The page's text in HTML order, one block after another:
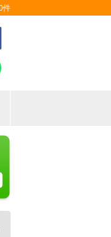
件